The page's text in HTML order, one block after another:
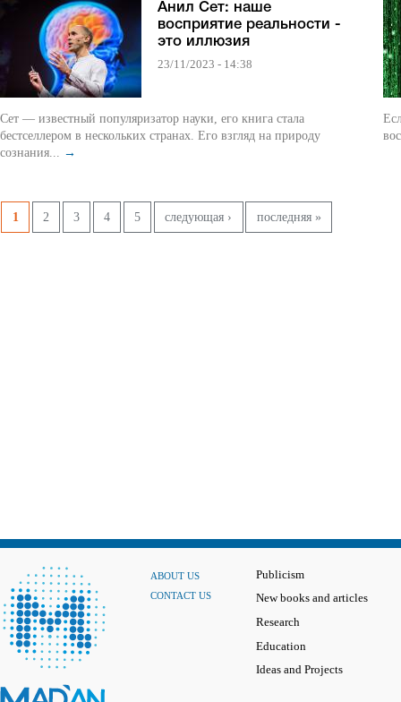
Анил Сет: наше
восприятие реальности -
это иллюзия
23/11/2023 - 14:38
Сет — известный популяризатор науки, его книга стала
бестселлером в нескольких странах. Его взгляд на природу
сознания... →
Pages
1 2 3 4 5 следующая › последняя »
ABOUT US
CONTACT US
Publicism
New books and articles
Research
Education
Ideas and Projects